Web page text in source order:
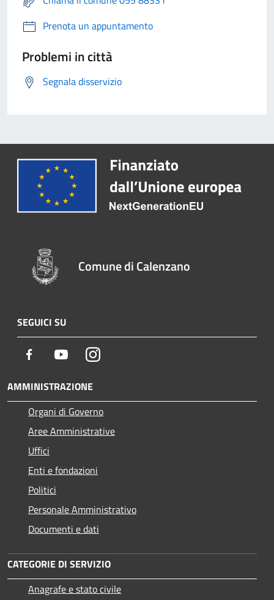
Prenota un appuntamento
Problemi in città
Segnala disservizio
Comune di Calenzano
SEGUICI SU
Facebook YoutubeInstagram
AMMINISTRAZIONE
Organi di Governo
Aree Amministrative
Uffici
Enti e fondazioni
Politici
Personale Amministrativo
Documenti e dati
CATEGORIE DI SERVIZIO
Anagrafe e stato civile